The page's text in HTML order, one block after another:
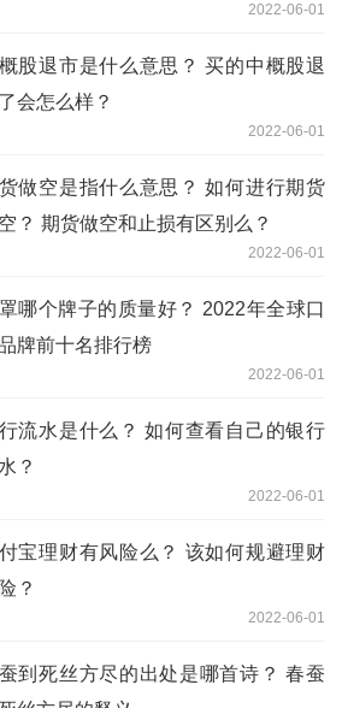
2022-06-01
股退市是什么意思？ 买的中概股退
会怎么样？
2022-06-01
做空是指什么意思？ 如何进行期货
？ 期货做空和止损有区别么？
2022-06-01
哪个牌子的质量好？ 2022年全球口
牌前十名排行榜
2022-06-01
流水是什么？ 如何查看自己的银行
？
2022-06-01
宝理财有风险么？ 该如何规避理财
？
2022-06-01
到死丝方尽的出处是哪首诗？ 春蚕